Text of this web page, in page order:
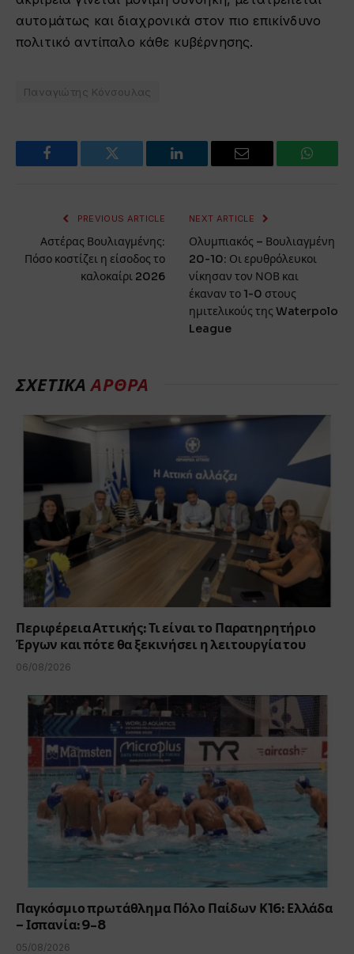
αυτομάτως και διαχρονικά στον πιο επικίνδυνο
πολιτικό αντίπαλο κάθε κυβέρνησης.
Παναγιώτης Κόνσουλας
Facebook Twitter LinkedIn Email
PREVIOUS ARTICLE
Αστέρας Βουλιαγμένης:
Πόσο κοστίζει η είσοδος το
καλοκαίρι 2026
NEXT ARTICLE
Ολυμπιακός – Βουλιαγμένη
20-10: Οι ερυθρόλευκοι
νίκησαν τον ΝΟΒ και
έκαναν το 1-0 στους
ημιτελικούς της Waterpolo
League
ΣΧΕΤΙΚΑΑΡΘΡΑ
Περιφέρεια Αττικής: Τι είναι το Παρατηρητήριο
Έργων και πότε θα ξεκινήσει η λειτουργία του
06/08/2026
Παγκόσμιο πρωτάθλημα Πόλο Παίδων Κ16: Ελλάδα
– Ισπανία: 9-8
05/08/2026